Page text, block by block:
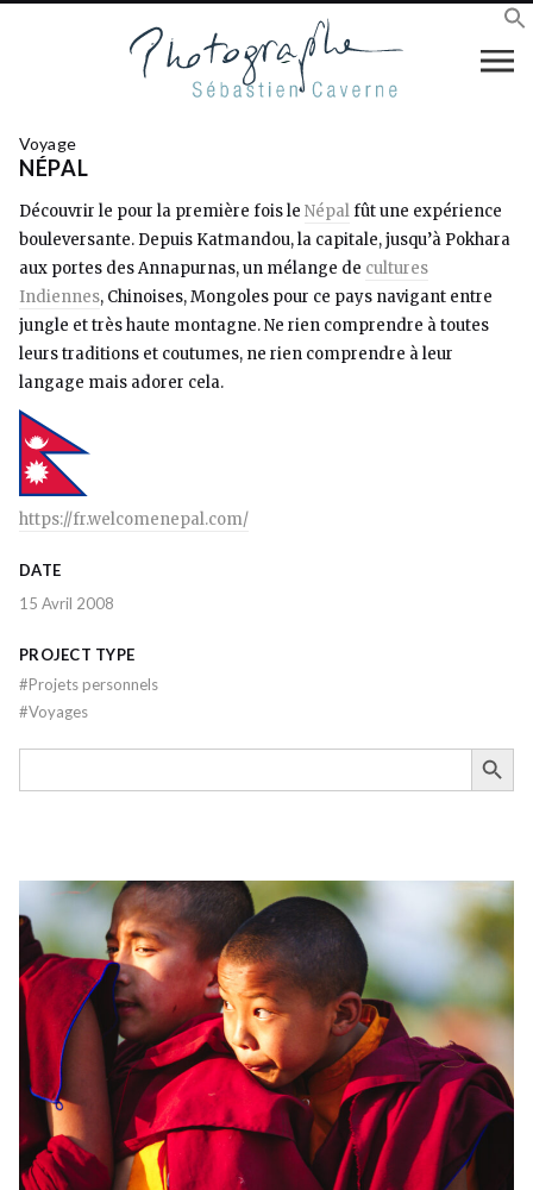
Voyage
NÉPAL
Découvrir le pour la première fois le Népalfût une expérience
bouleversante. Depuis Katmandou, la capitale, jusqu’à Pokhara
aux portes des Annapurnas, un mélange de cultures
Indiennes, Chinoises, Mongoles pour ce pays navigant entre
jungle et très haute montagne. Ne rien comprendre à toutes
leurs traditions et coutumes, ne rien comprendre à leur
langage mais adorer cela.
https://fr.welcomenepal.com/
DATE
15 Avril 2008
PROJECT TYPE
#Projets personnels
#Voyages
Search
SEARCH BUTTON